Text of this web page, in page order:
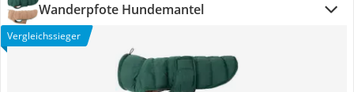
Wanderpfote Hundemantel
Vergleichssieger